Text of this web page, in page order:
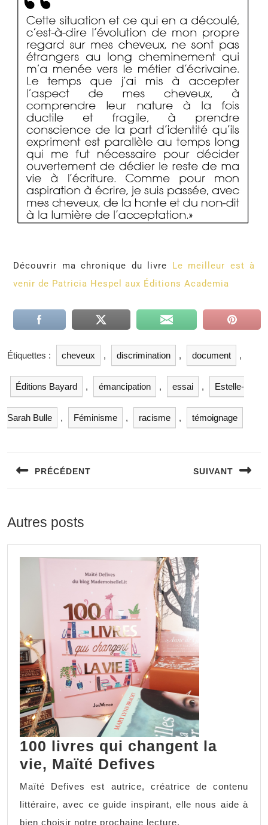
Découvrir ma chronique du livre Le meilleur est à
venir de Patricia Hespel aux Éditions Academia
Étiquettes : cheveux , discrimination , document ,
Éditions Bayard , émancipation , essai , Estelle-
Sarah Bulle , Féminisme , racisme , témoignage
PRÉCÉDENT SUIVANT
Autres posts
100 livres qui changent la
vie, Maïté Defives
Maïté Defives est autrice, créatrice de contenu
littéraire, avec ce guide inspirant, elle nous aide à
bien choisir notre prochaine lecture.